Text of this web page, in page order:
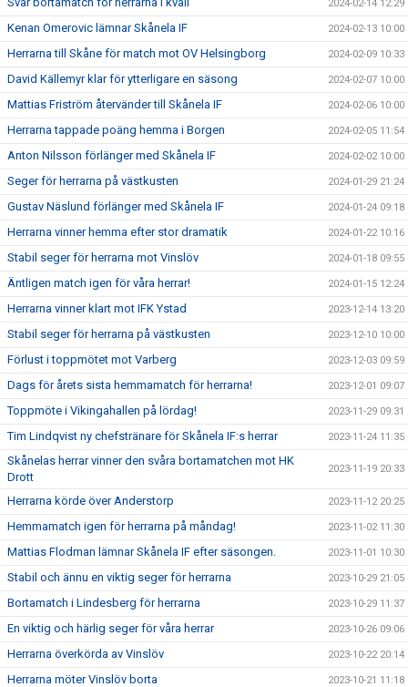
2024-02-14 12:29
Kenan Omerovic lämnar Skånela IF 2024-02-13 10:00
Herrarna till Skåne för match mot OV Helsingborg 2024-02-09 10:33
David Källemyr klar för ytterligare en säsong 2024-02-07 10:00
Mattias Friström återvänder till Skånela IF 2024-02-06 10:00
Herrarna tappade poäng hemma i Borgen 2024-02-05 11:54
Anton Nilsson förlänger med Skånela IF 2024-02-02 10:00
Seger för herrarna på västkusten 2024-01-29 21:24
Gustav Näslund förlänger med Skånela IF 2024-01-24 09:18
Herrarna vinner hemma efter stor dramatik 2024-01-22 10:16
Stabil seger för herrarna mot Vinslöv 2024-01-18 09:55
Äntligen match igen för våra herrar! 2024-01-15 12:24
Herrarna vinner klart mot IFK Ystad 2023-12-14 13:20
Stabil seger för herrarna på västkusten 2023-12-10 10:00
Förlust i toppmötet mot Varberg 2023-12-03 09:59
Dags för årets sista hemmamatch för herrarna! 2023-12-01 09:07
Toppmöte i Vikingahallen på lördag! 2023-11-29 09:31
Tim Lindqvist ny chefstränare för Skånela IF:s herrar 2023-11-24 11:35
Skånelas herrar vinner den svåra bortamatchen mot HK
Drott
2023-11-19 20:33
Herrarna körde över Anderstorp 2023-11-12 20:25
Hemmamatch igen för herrarna på måndag! 2023-11-02 11:30
Mattias Flodman lämnar Skånela IF efter säsongen. 2023-11-01 10:30
Stabil och ännu en viktig seger för herrarna 2023-10-29 21:05
Bortamatch i Lindesberg för herrarna 2023-10-29 11:37
En viktig och härlig seger för våra herrar 2023-10-26 09:06
Herrarna överkörda av Vinslöv 2023-10-22 20:14
Herrarna möter Vinslöv borta 2023-10-21 11:18